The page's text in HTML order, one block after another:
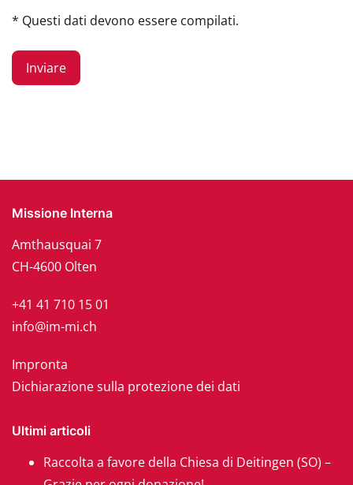
* Questi dati devono essere compilati.
Missione Interna
Amthausquai 7
CH-4600 Olten
+41 41 710 15 01
info@im-mi.ch
Impronta
Dichiarazione sulla protezione dei dati
Ultimi articoli
Raccolta a favore della Chiesa di Deitingen (SO) –